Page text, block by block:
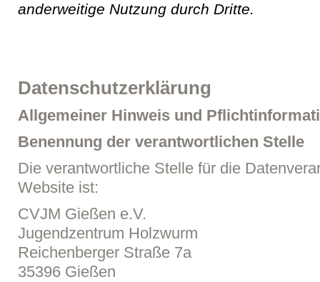
anderweitige Nutzung durch Dritte.
Datenschutzerklärung
Allgemeiner Hinweis und
Benennung der verantwortlichen Stelle
Die verantwortliche Stelle für die
Website ist:
CVJM Gießen e.V.
Jugendzentrum Holzwurm
Reichenberger Straße 7a
35396 Gießen